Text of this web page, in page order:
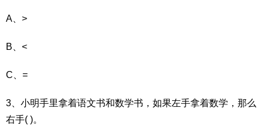
A、>
B、<
C、=
3、小明手里拿着语文书和数学书，如果左手拿着数学，那么
右手( )。